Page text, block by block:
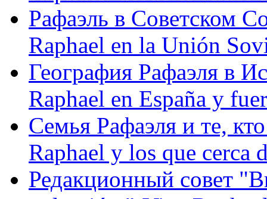
Рафаэль в Советском
Raphael en la Unión
География Рафаэля в
Raphael en España y
Семья Рафаэля и те,
Raphael y los que cerca
Редакционный совет